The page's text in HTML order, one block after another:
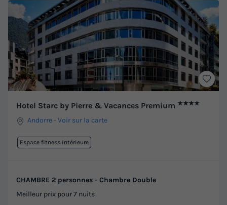
Hotel Starc by Pierre & Vacances Premium ★★★★
Andorre -Voir sur la carte
Espace fitness intérieure
CHAMBRE 2 personnes - Chambre Double
Meilleur prix pour 7 nuits